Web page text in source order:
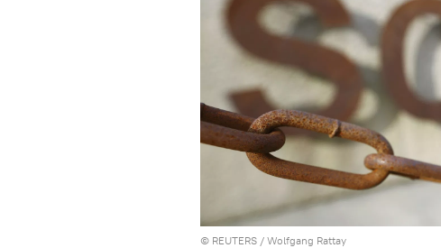
© REUTERS / Wolfgang Rattay